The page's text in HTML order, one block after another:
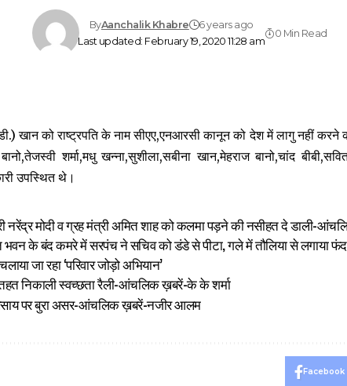
Last updated: February 19, 2020 11:28 am
ByAanchalik Khabre 6 years ago
0 Min Read
खान को राष्ट्रपति के नाम सीएए,एनआरसी कानून को देश में लागु नहीं करने
शर्मा,मधु खन्ना,सुशीला,सबीना खान,मेहराज बानो,चांद
उपस्थित थे।
नरेंद्र मोदी व ग्रह मंत्री अमित शाह को कलमा पड़ने की नसीहत दे डाली-
के बंद कमरे में सरपंच ने सचिव को डंडे से पीटा, गले में तौलिया से लगाया
जा रहा ‘परिवार जोड़ो अभियान’
निकाली स्वच्छता रैली-आंचलिक ख़बरें-के के शर्मा
पर बुरा असर-आंचलिक ख़बरें-नजीर आलम
Facebook